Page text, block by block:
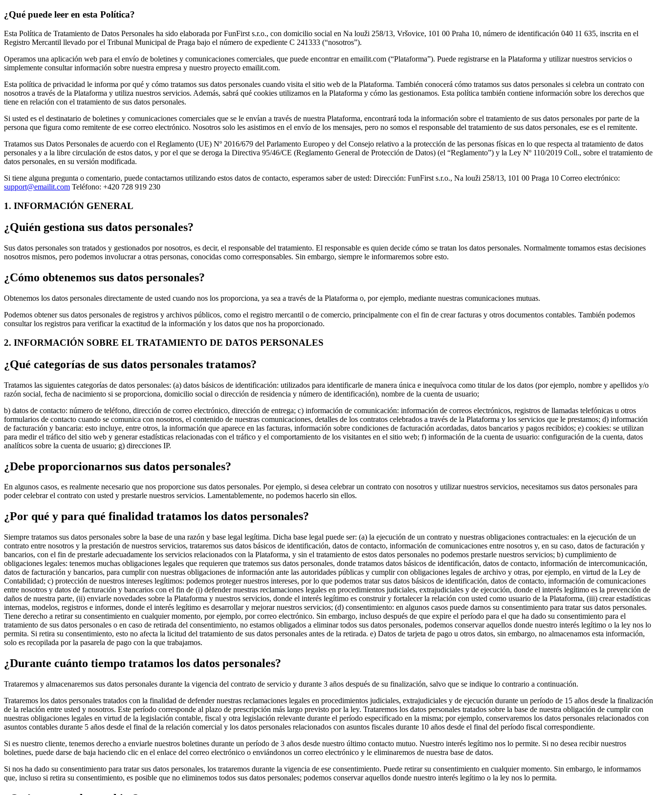
¿Qué puede leer en esta Política?
Esta Política de Tratamiento de Datos Personales ha sido elaborada por FunFirst s.r.o., con domicilio social en Na louži 258/13, Vršovice, 101 00 Praha 10, número de identificación 040 11 635, inscrita en el
Registro Mercantil llevado por el Tribunal Municipal de Praga bajo el número de expediente C 241333 (“nosotros”).
Operamos una aplicación web para el envío de boletines y comunicaciones comerciales, que puede encontrar en emailit.com (“Plataforma”). Puede registrarse en la Plataforma y utilizar nuestros servicios o
simplemente consultar información sobre nuestra empresa y nuestro proyecto emailit.com.
Esta política de privacidad le informa por qué y cómo tratamos sus datos personales cuando visita el sitio web de la Plataforma. También conocerá cómo tratamos sus datos personales si celebra un contrato con
nosotros a través de la Plataforma y utiliza nuestros servicios. Además, sabrá qué cookies utilizamos en la Plataforma y cómo las gestionamos. Esta política también contiene información sobre los derechos que
tiene en relación con el tratamiento de sus datos personales.
Si usted es el destinatario de boletines y comunicaciones comerciales que se le envían a través de nuestra Plataforma, encontrará toda la información sobre el tratamiento de sus datos personales por parte de la
persona que figura como remitente de ese correo electrónico. Nosotros solo les asistimos en el envío de los mensajes, pero no somos el responsable del tratamiento de sus datos personales, ese es el remitente.
Tratamos sus Datos Personales de acuerdo con el Reglamento (UE) Nº 2016/679 del Parlamento Europeo y del Consejo relativo a la protección de las personas físicas en lo que respecta al tratamiento de datos
personales y a la libre circulación de estos datos, y por el que se deroga la Directiva 95/46/CE (Reglamento General de Protección de Datos) (el “Reglamento”) y la Ley Nº 110/2019 Coll., sobre el tratamiento de
datos personales, en su versión modificada.
Si tiene alguna pregunta o comentario, puede contactarnos utilizando estos datos de contacto, esperamos saber de usted: Dirección: FunFirst s.r.o., Na louži 258/13, 101 00 Praga 10 Correo electrónico:
support@emailit.com Teléfono: +420 728 919 230
1. INFORMACIÓN GENERAL
¿Quién gestiona sus datos personales?
Sus datos personales son tratados y gestionados por nosotros, es decir, el responsable del tratamiento. El responsable es quien decide cómo se tratan los datos personales. Normalmente tomamos estas decisiones
nosotros mismos, pero podemos involucrar a otras personas, conocidas como corresponsables. Sin embargo, siempre le informaremos sobre esto.
¿Cómo obtenemos sus datos personales?
Obtenemos los datos personales directamente de usted cuando nos los proporciona, ya sea a través de la Plataforma o, por ejemplo, mediante nuestras comunicaciones mutuas.
Podemos obtener sus datos personales de registros y archivos públicos, como el registro mercantil o de comercio, principalmente con el fin de crear facturas y otros documentos contables. También podemos
consultar los registros para verificar la exactitud de la información y los datos que nos ha proporcionado.
2. INFORMACIÓN SOBRE EL TRATAMIENTO DE DATOS PERSONALES
¿Qué categorías de sus datos personales tratamos?
Tratamos las siguientes categorías de datos personales: (a) datos básicos de identificación: utilizados para identificarle de manera única e inequívoca como titular de los datos (por ejemplo, nombre y apellidos y/o
razón social, fecha de nacimiento si se proporciona, domicilio social o dirección de residencia y número de identificación), nombre de la cuenta de usuario;
b) datos de contacto: número de teléfono, dirección de correo electrónico, dirección de entrega; c) información de comunicación: información de correos electrónicos, registros de llamadas telefónicas u otros
formularios de contacto cuando se comunica con nosotros, el contenido de nuestras comunicaciones, detalles de los contratos celebrados a través de la Plataforma y los servicios que le prestamos; d) información
de facturación y bancaria: esto incluye, entre otros, la información que aparece en las facturas, información sobre condiciones de facturación acordadas, datos bancarios y pagos recibidos; e) cookies: se utilizan
para medir el tráfico del sitio web y generar estadísticas relacionadas con el tráfico y el comportamiento de los visitantes en el sitio web; f) información de la cuenta de usuario: configuración de la cuenta, datos
analíticos sobre la cuenta de usuario; g) direcciones IP.
¿Debe proporcionarnos sus datos personales?
En algunos casos, es realmente necesario que nos proporcione sus datos personales. Por ejemplo, si desea celebrar un contrato con nosotros y utilizar nuestros servicios, necesitamos sus datos personales para
poder celebrar el contrato con usted y prestarle nuestros servicios. Lamentablemente, no podemos hacerlo sin ellos.
¿Por qué y para qué finalidad tratamos los datos personales?
Siempre tratamos sus datos personales sobre la base de una razón y base legal legítima. Dicha base legal puede ser: (a) la ejecución de un contrato y nuestras obligaciones contractuales: en la ejecución de un
contrato entre nosotros y la prestación de nuestros servicios, trataremos sus datos básicos de identificación, datos de contacto, información de comunicaciones entre nosotros y, en su caso, datos de facturación y
bancarios, con el fin de prestarle adecuadamente los servicios relacionados con la Plataforma, y sin el tratamiento de estos datos personales no podemos prestarle nuestros servicios; b) cumplimiento de
obligaciones legales: tenemos muchas obligaciones legales que requieren que tratemos sus datos personales, donde tratamos datos básicos de identificación, datos de contacto, información de intercomunicación,
datos de facturación y bancarios, para cumplir con nuestras obligaciones de información ante las autoridades públicas y cumplir con obligaciones legales de archivo y otras, por ejemplo, en virtud de la Ley de
Contabilidad; c) protección de nuestros intereses legítimos: podemos proteger nuestros intereses, por lo que podemos tratar sus datos básicos de identificación, datos de contacto, información de comunicaciones
entre nosotros y datos de facturación y bancarios con el fin de (i) defender nuestras reclamaciones legales en procedimientos judiciales, extrajudiciales y de ejecución, donde el interés legítimo es la prevención de
daños de nuestra parte, (ii) enviarle novedades sobre la Plataforma y nuestros servicios, donde el interés legítimo es construir y fortalecer la relación con usted como usuario de la Plataforma, (iii) crear estadísticas
internas, modelos, registros e informes, donde el interés legítimo es desarrollar y mejorar nuestros servicios; (d) consentimiento: en algunos casos puede darnos su consentimiento para tratar sus datos personales.
Tiene derecho a retirar su consentimiento en cualquier momento, por ejemplo, por correo electrónico. Sin embargo, incluso después de que expire el período para el que ha dado su consentimiento para el
tratamiento de sus datos personales o en caso de retirada del consentimiento, no estamos obligados a eliminar todos sus datos personales, podemos conservar aquellos donde nuestro interés legítimo o la ley nos lo
permita. Si retira su consentimiento, esto no afecta la licitud del tratamiento de sus datos personales antes de la retirada. e) Datos de tarjeta de pago u otros datos, sin embargo, no almacenamos esta información,
solo es recopilada por la pasarela de pago con la que trabajamos.
¿Durante cuánto tiempo tratamos los datos personales?
Trataremos y almacenaremos sus datos personales durante la vigencia del contrato de servicio y durante 3 años después de su finalización, salvo que se indique lo contrario a continuación.
Trataremos los datos personales tratados con la finalidad de defender nuestras reclamaciones legales en procedimientos judiciales, extrajudiciales y de ejecución durante un período de 15 años desde la finalización
de la relación entre usted y nosotros. Este período corresponde al plazo de prescripción más largo previsto por la ley. Trataremos los datos personales tratados sobre la base de nuestra obligación de cumplir con
nuestras obligaciones legales en virtud de la legislación contable, fiscal y otra legislación relevante durante el período especificado en la misma; por ejemplo, conservaremos los datos personales relacionados con
asuntos contables durante 5 años desde el final de la relación comercial y los datos personales relacionados con asuntos fiscales durante 10 años desde el final del período fiscal correspondiente.
Si es nuestro cliente, tenemos derecho a enviarle nuestros boletines durante un período de 3 años desde nuestro último contacto mutuo. Nuestro interés legítimo nos lo permite. Si no desea recibir nuestros
boletines, puede darse de baja haciendo clic en el enlace del correo electrónico o enviándonos un correo electrónico y le eliminaremos de nuestra base de datos.
Si nos ha dado su consentimiento para tratar sus datos personales, los trataremos durante la vigencia de ese consentimiento. Puede retirar su consentimiento en cualquier momento. Sin embargo, le informamos
que, incluso si retira su consentimiento, es posible que no eliminemos todos sus datos personales; podemos conservar aquellos donde nuestro interés legítimo o la ley nos lo permita.